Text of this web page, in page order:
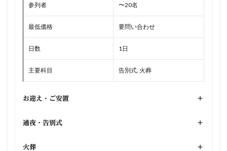
参列者 〜20名
最低価格 要問い合わせ
日数 1日
主要科目 告別式, 火葬
お迎え・ご安置 +
通夜・告別式 +
火葬
+